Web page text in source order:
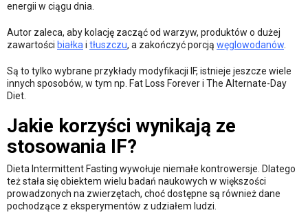
energii w ciągu dnia.
Autor zaleca, aby kolację zacząć od warzyw, produktów o dużej
zawartości białka i tłuszczu, a zakończyć porcją węglowodanów
Są to tylko wybrane przykłady modyfikacji IF, istnieje jeszcze wiele
innych sposobów, w tym np. Fat Loss Forever i The Alternate-Day
Diet.
Jakie korzyści wynikają ze
stosowania IF?
Dieta Intermittent Fasting wywołuje niemałe kontrowersje. Dlatego
też stała się obiektem wielu badań naukowych w większości
prowadzonych na zwierzętach, choć dostępne są również dane
pochodzące z eksperymentów z udziałem ludzi.